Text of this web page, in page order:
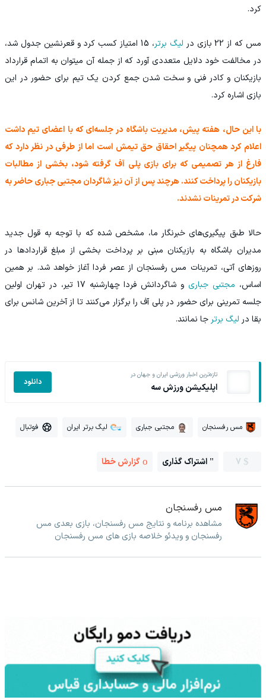
کرد.
مس که از 22 بازی در لیگ برتر
، 15 امتیاز کسب کرد و قعرنشین جدول شد،
در مخالفت خود دلایل متعددی آورد که از جمله آن میتوان به اتمام قرارداد
بازیکنان و کادر فنی و سخت شدن جمع کردن یک تیم برای حضور در این
بازی اشاره کرد.
با این حال، هفته پیش، مدیریت باشگاه در جلسه‌ای که با اعضای تیم داشت
اعلام کرد همچنان پیگیر احقاق حق تیمش است اما از طرفی در نظر دارد که
فارغ از هر تصمیمی که برای بازی پلی آف گرفته شود، بخشی از مطالبات
بازیکنان را پرداخت کنند. هرچند پس از آن نیز شاگردان مجتبی جباری حاضر به
شرکت در تمرینات نشدند.
حالا طبق پیگیری‌های خبرنگار ما، مشخص شده که با توجه به قول جدید
مدیران باشگاه به بازیکنان مبنی بر پرداخت بخشی از مبلغ قراردادها در
روزهای آتی، تمرینات مس رفسنجان از عصر فردا آغاز خواهد شد. بر همین
اساس، مجتبی جباری
و شاگردانش فردا چهارشنبه 17 تیر، در تهران اولین
جلسه تمرینی برای حضور در پلی آف را برگزار می‌کنند تا از آخرین شانس برای
بقا در لیگ برتر جا نمانند.
تازه‌ترین اخبار ورزشی ایران و جهان در
اپلیکیشن ورزش سه دانلود
مس رفسنجان مجتبی جباری لیگ برتر ایران فوتبال
7 اشتراک گذاری گزارش خطا
مس رفسنجان
مشاهده برنامه و نتایج مس رفسنجان، بازی بعدی مس
رفسنجان و ویدئو خلاصه بازی های مس رفسنجان